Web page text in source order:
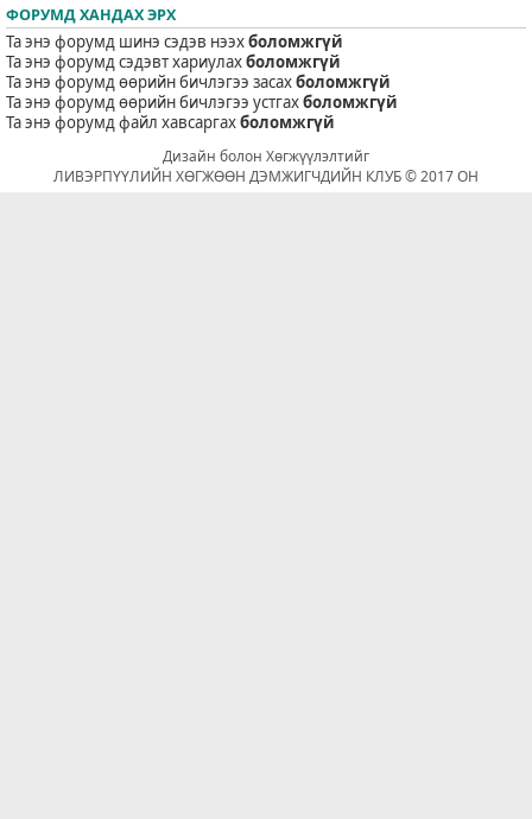
ФОРУМД ХАНДАХ ЭРХ
Та энэ форумд шинэ сэдэв нээхболомжгүй
Та энэ форумд сэдэвт хариулахболомжгүй
Та энэ форумд өөрийн бичлэгээ засахболомжгүй
Та энэ форумд өөрийн бичлэгээ устгахболомжгүй
Та энэ форумд файл хавсаргахболомжгүй
Дизайн болон Хөгжүүлэлтийг
ЛИВЭРПҮҮЛИЙН ХӨГЖӨӨН ДЭМЖИГЧДИЙН КЛУБ © 2017 ОН